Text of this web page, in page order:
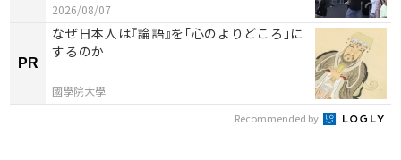
2026/08/07
PR
なぜ日本人は『論語』を「心のよりどころ」に
するのか
國學院大學
Recommended by